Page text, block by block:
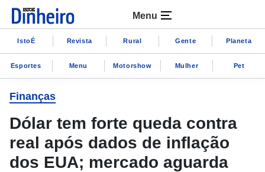
Menu
IstoÉ Revista Rural Gente Planeta
Esportes Menu Motorshow Mulher Pet
Finanças
Dólar tem forte queda contra
real após dados de inflação
dos EUA; mercado aguarda